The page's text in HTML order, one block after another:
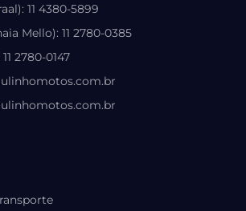
11 4380-5899
Mello): 11 2780-0385
2780-0147